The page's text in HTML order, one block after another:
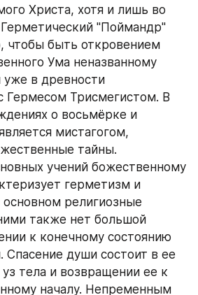
Христа, хотя и лишь во
"Поймандр"
чтобы быть откровением
Ума неназванному
уже в древности
Гермесом Трисмегистом. В
о восьмёрке и
мистагогом,
тайны.
учений божественному
герметизм и
основном религиозные
также нет большой
к конечному состоянию
Спасение души состоит в ее
тела и возвращении ее к
началу. Непременным